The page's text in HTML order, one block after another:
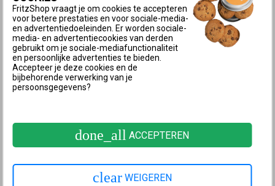
Klik in het menu "Wi-Fi" op "Security" of op "Wi-Fi
Network".
Indien beschikbaar, klik op "Restrict Access to Wi-
Fi".
Schakel de optie "Allow all new wireless devices"
in. Als de optie niet wordt weergegeven, schakel
WPS-functie inschakelen
FritzShop vraagt je om cookies te accepteren
voor betere prestaties en voor sociale-media-
en advertentiedoeleinden. Er worden sociale-
media- en advertentiecookies van derden
gebruikt om je sociale-mediafunctionaliteit
en persoonlijke advertenties te bieden.
Accepteer je deze cookies en de
bijbehorende verwerking van je
persoonsgegevens?
done_all ACCEPTEREN
clear WEIGEREN